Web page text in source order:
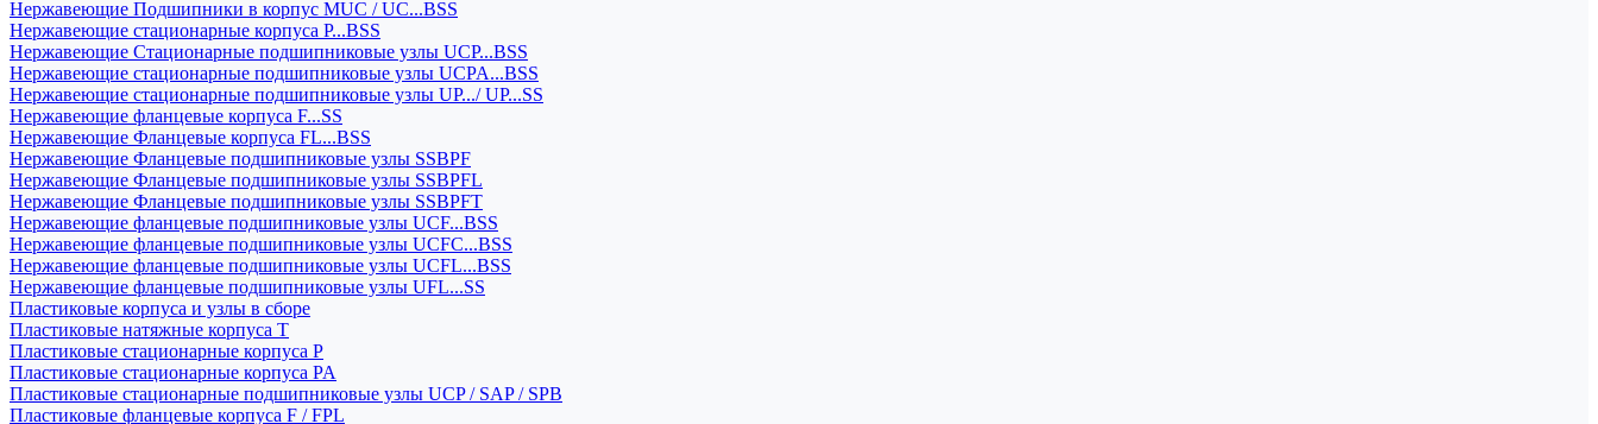
Нержавеющие Подшипники в корпус MUC / UC...BSS
Нержавеющие стационарные корпуса P...BSS
Нержавеющие Стационарные подшипниковые узлы UCP...BSS
Нержавеющие стационарные подшипниковые узлы UCPA...BSS
Нержавеющие стационарные подшипниковые узлы UP.../ UP...SS
Нержавеющие фланцевые корпуса F...SS
Нержавеющие Фланцевые корпуса FL...BSS
Нержавеющие Фланцевые подшипниковые узлы SSBPF
Нержавеющие Фланцевые подшипниковые узлы SSBPFL
Нержавеющие Фланцевые подшипниковые узлы SSBPFT
Нержавеющие фланцевые подшипниковые узлы UCF...BSS
Нержавеющие фланцевые подшипниковые узлы UCFC...BSS
Нержавеющие фланцевые подшипниковые узлы UCFL...BSS
Нержавеющие фланцевые подшипниковые узлы UFL...SS
Пластиковые корпуса и узлы в сборе
Пластиковые натяжные корпуса T
Пластиковые стационарные корпуса P
Пластиковые стационарные корпуса PA
Пластиковые стационарные подшипниковые узлы UCP / SAP / SPB
Пластиковые фланцевые корпуса F / FPL